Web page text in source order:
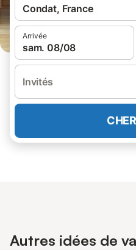
Condat, France
Arrivée
sam. 08/08
Invités
Autres idées de